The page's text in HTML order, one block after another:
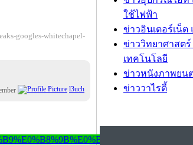
googles-whitechapel-
l3uch
ใช้ไฟฟ้า
ข่าวอินเตอร์เน็ต
ข่าววิทยาศาสตร์
เทคโนโลยี
ข่าวหนังภาพยน
ข่าววาไรตี้